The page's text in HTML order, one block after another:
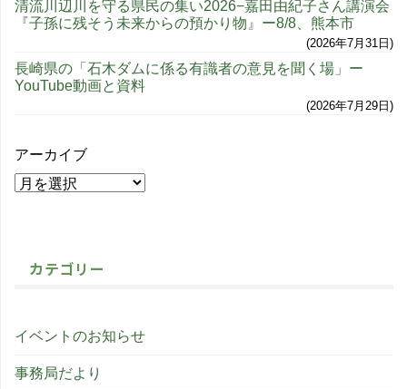
清流川辺川を守る県民の集い2026−嘉田由紀子さん講演会
『子孫に残そう未来からの預かり物』ー8/8、熊本市
2026年7月31日
長崎県の「石木ダムに係る有識者の意見を聞く場」ー
YouTube動画と資料
2026年7月29日
アーカイブ
カテゴリー
イベントのお知らせ
事務局だより